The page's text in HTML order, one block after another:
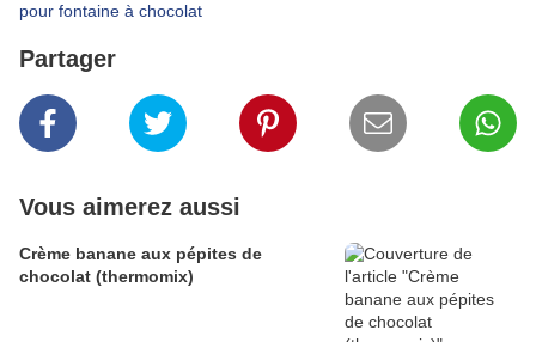
pour fontaine à chocolat
Partager
Vous aimerez aussi
Crème banane aux pépites de
chocolat (thermomix)